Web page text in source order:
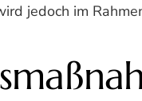
jedoch im